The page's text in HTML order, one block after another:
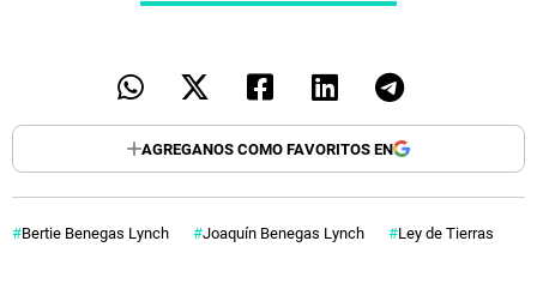
AGREGANOS COMO FAVORITOS EN
Bertie Benegas Lynch Joaquín Benegas Lynch Ley de Tierras